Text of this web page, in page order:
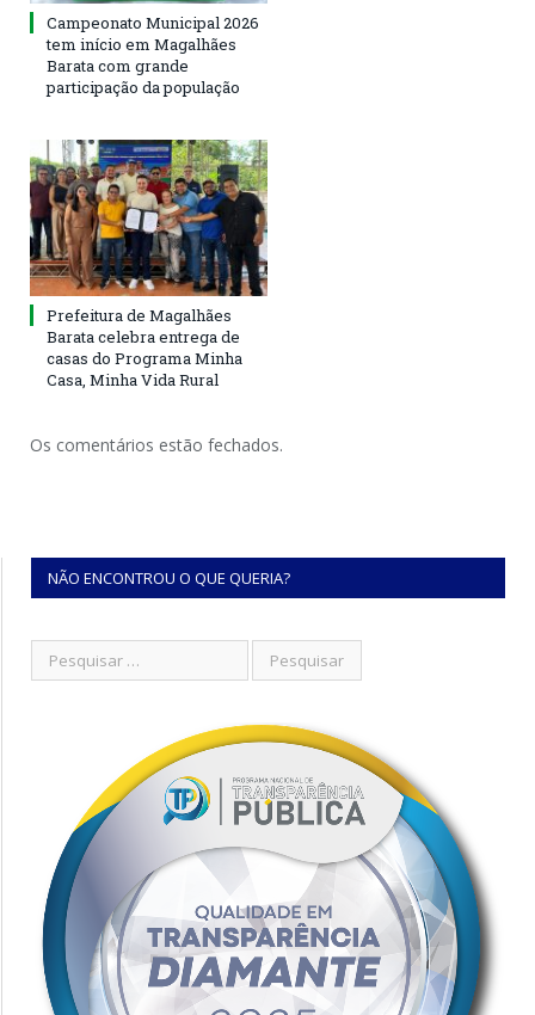
Campeonato Municipal 2026
tem início em Magalhães
Barata com grande
participação da população
Prefeitura de Magalhães
Barata celebra entrega de
casas do Programa Minha
Casa, Minha Vida Rural
Os comentários estão fechados.
NÃO ENCONTROU O QUE QUERIA?